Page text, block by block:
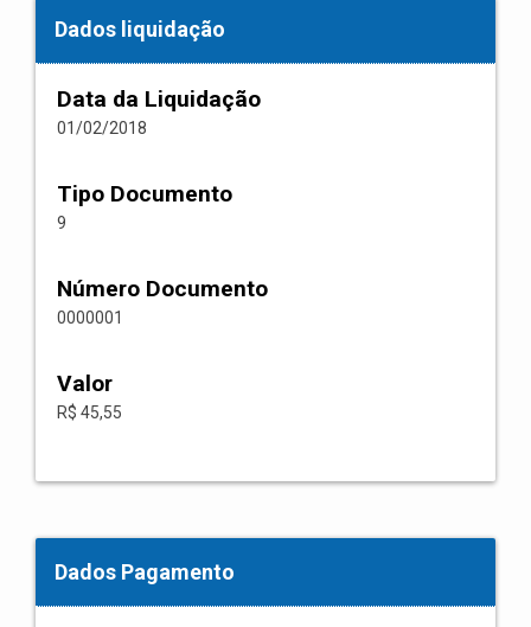
Dados liquidação
Data da Liquidação
01/02/2018
Tipo Documento
9
Número Documento
0000001
Valor
R$ 45,55
Dados Pagamento